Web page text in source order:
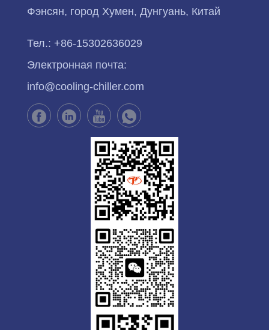
Фэнсян, город Хумен, Дунгуань, Китай
Тел.: +86-15302636029
Электронная почта:
info@cooling-chiller.com